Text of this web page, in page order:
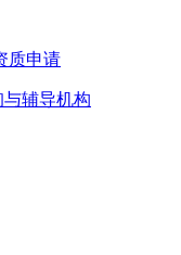
质申请
辅导机构